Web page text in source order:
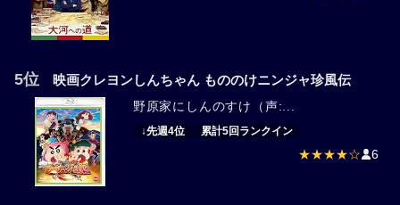
5位 映画クレヨンしんちゃん もののけニンジャ珍風伝
野原家にしんのすけ（声:...
↓先週4位 累計5回ランクイン
★★★★☆ 6